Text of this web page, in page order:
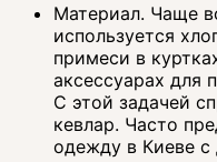
Материал. Чаще
используется
примеси в
аксессуарах для
С этой задачей
кевлар. Часто
одежду в Киеве с